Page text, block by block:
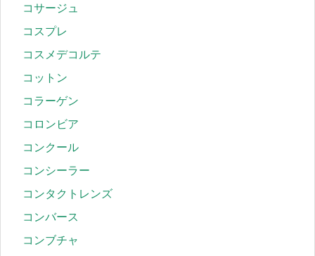
コサージュ
コスプレ
コスメデコルテ
コットン
コラーゲン
コロンビア
コンクール
コンシーラー
コンタクトレンズ
コンバース
コンブチャ